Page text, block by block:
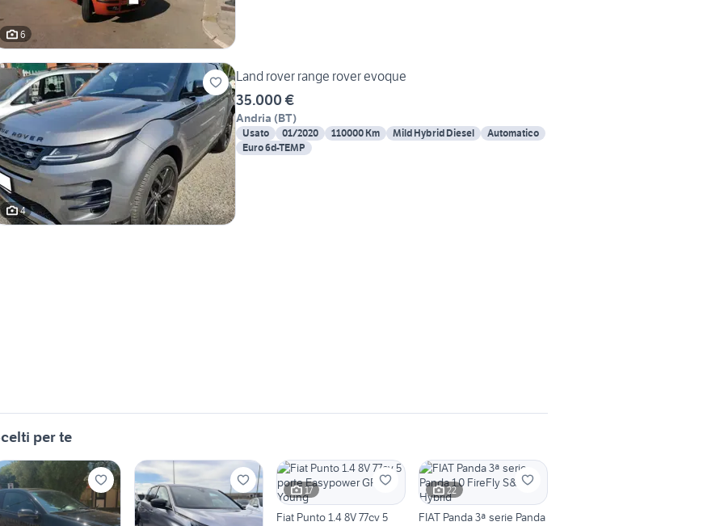
6
4
Land rover range rover evoque
35.000 €
Andria (BT)
Usato 01/2020 110000 Km Mild Hybrid Diesel
Automatico
Euro 6d-TEMP
per te
17
Fiat Punto 1.4 8V 77cv 5
22
FIAT Panda 3ª serie Panda